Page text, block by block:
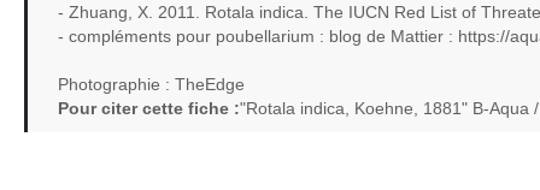
- Zhuang, X. 2011. Rotala indica. The IUCN Red List of
- compléments pour poubellarium : blog de Mattier : https://
Photographie : TheEdge
Pour citer cette fiche :"Rotala indica, Koehne, 1881" B-Aqua